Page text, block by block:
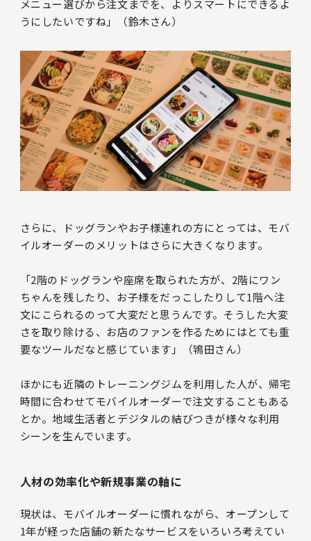
メニュー選びから注文までを、よりスマートにできるよ
うにしたいですね」（鈴木さん）
さらに、ドッグランやお子様連れの方にとっては、モバ
イルオーダーのメリットはさらに大きくなります。
「2階のドッグランや座席を取られた方が、2階にワン
ちゃんを残したり、お子様をだっこしたりして1階へ注
文にこられるのって大変だと思うんです。そうした大変
さを取り除ける、お店のファンを作るためにはとても重
要なツールだなと感じています」（鴇田さん）
ほかにも近隣のトレーニングジムを利用した人が、帰宅
時間に合わせてモバイルオーダーで注文することもある
とか。地域生活者とデジタルの結びつきが様々な利用
シーンを生んでいます。
人材の効率化や新規事業の軸に
現状は、モバイルオーダーに慣れながら、オープンして
1年が経った店舗の新たなサービスをいろいろ考えてい